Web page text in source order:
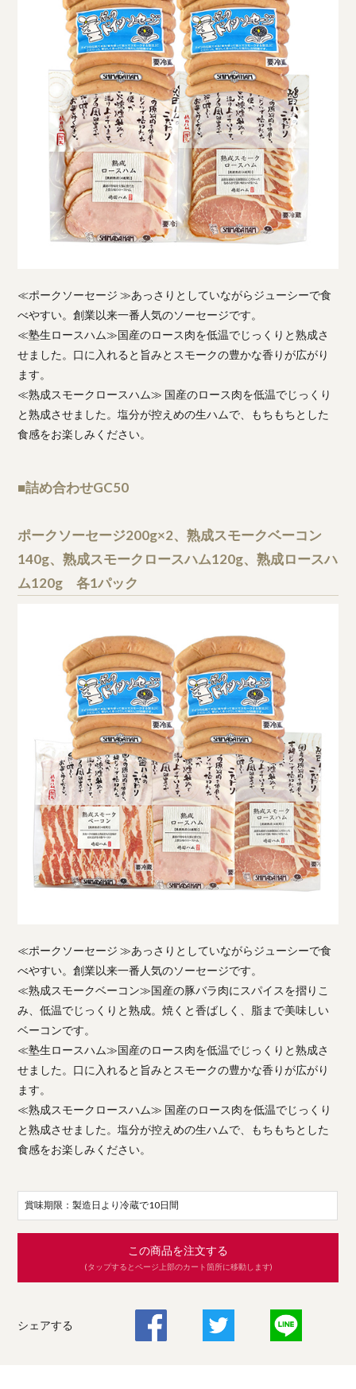
≪ポークソーセージ ≫あっさりとしていながらジューシーで食
べやすい。創業以来一番人気のソーセージです。
≪塾生ロースハム≫国産のロース肉を低温でじっくりと熟成さ
せました。口に入れると旨みとスモークの豊かな香りが広がり
ます。
≪熟成スモークロースハム≫ 国産のロース肉を低温でじっくり
と熟成させました。塩分が控えめの生ハムで、もちもちとした
食感をお楽しみください。
■詰め合わせGC50
ポークソーセージ200g×2、熟成スモークベーコン
140g、熟成スモークロースハム120g、熟成ロースハ
ム120g 各1パック
≪ポークソーセージ ≫あっさりとしていながらジューシーで食
べやすい。創業以来一番人気のソーセージです。
≪熟成スモークベーコン≫国産の豚バラ肉にスパイスを摺りこ
み、低温でじっくりと熟成。焼くと香ばしく、脂まで美味しい
ベーコンです。
≪塾生ロースハム≫国産のロース肉を低温でじっくりと熟成さ
せました。口に入れると旨みとスモークの豊かな香りが広がり
ます。
≪熟成スモークロースハム≫ 国産のロース肉を低温でじっくり
と熟成させました。塩分が控えめの生ハムで、もちもちとした
食感をお楽しみください。
賞味期限：製造日より冷蔵で10日間
この商品を注文する
(タップするとページ上部のカート箇所に移動します)
シェアする